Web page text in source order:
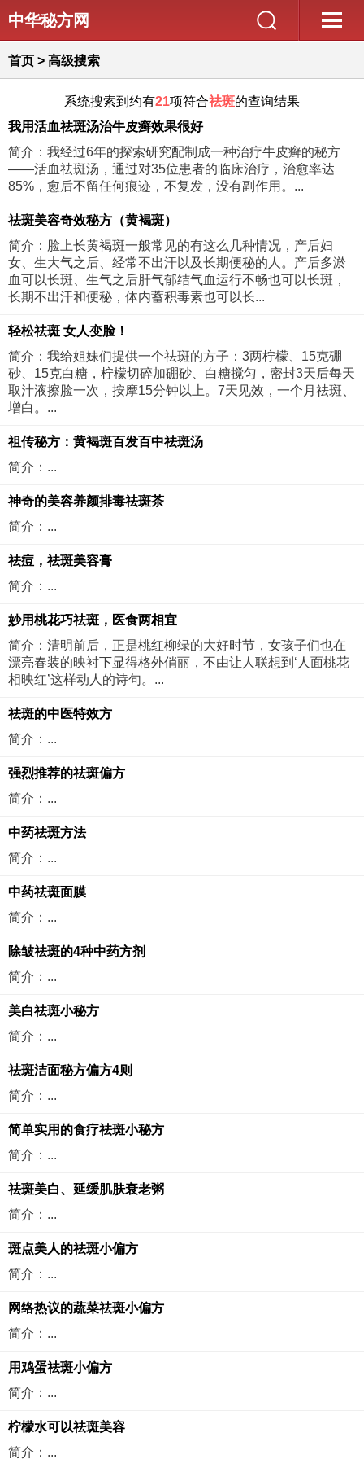
中华秘方网
首页 > 高级搜索
系统搜索到约有21项符合祛斑的查询结果
我用活血祛斑汤治牛皮癣效果很好
简介：我经过6年的探索研究配制成一种治疗牛皮癣的秘方
——活血祛斑汤，通过对35位患者的临床治疗，治愈率达
85%，愈后不留任何痕迹，不复发，没有副作用。...
祛斑美容奇效秘方（黄褐斑）
简介：脸上长黄褐斑一般常见的有这么几种情况，产后妇
女、生大气之后、经常不出汗以及长期便秘的人。产后多淤
血可以长斑、生气之后肝气郁结气血运行不畅也可以长斑，
长期不出汗和便秘，体内蓄积毒素也可以长...
轻松祛斑 女人变脸！
简介：我给姐妹们提供一个祛斑的方子：3两柠檬、15克硼
砂、15克白糖，柠檬切碎加硼砂、白糖搅匀，密封3天后每天
取汁液擦脸一次，按摩15分钟以上。7天见效，一个月祛斑、
增白。...
祖传秘方：黄褐斑百发百中祛斑汤
简介：...
神奇的美容养颜排毒祛斑茶
简介：...
祛痘，祛斑美容膏
简介：...
妙用桃花巧祛斑，医食两相宜
简介：清明前后，正是桃红柳绿的大好时节，女孩子们也在
漂亮春装的映衬下显得格外俏丽，不由让人联想到‘人面桃花
相映红’这样动人的诗句。...
祛斑的中医特效方
简介：...
强烈推荐的祛斑偏方
简介：...
中药祛斑方法
简介：...
中药祛斑面膜
简介：...
除皱祛斑的4种中药方剂
简介：...
美白祛斑小秘方
简介：...
祛斑洁面秘方偏方4则
简介：...
简单实用的食疗祛斑小秘方
简介：...
祛斑美白、延缓肌肤衰老粥
简介：...
斑点美人的祛斑小偏方
简介：...
网络热议的蔬菜祛斑小偏方
简介：...
用鸡蛋祛斑小偏方
简介：...
柠檬水可以祛斑美容
简介：...